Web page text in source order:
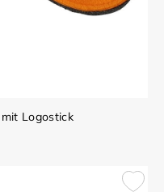
Logostick